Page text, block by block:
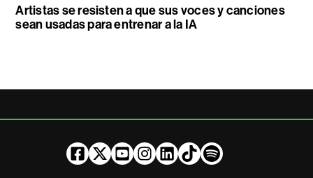
Artistas se resisten a que sus voces y canciones
sean usadas para entrenar a la IA